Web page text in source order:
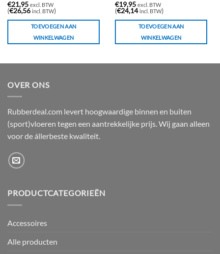
€21,95 excl. BTW
(€26,56 incl. BTW)
TOEVOEGEN AAN
WINKELWAGEN
€19,95 excl. BTW
(€24,14 incl. BTW)
TOEVOEGEN AAN
WINKELWAGEN
OVER ONS
Rubberdeal.com levert hoogwaardige binnen en buiten
(sport)vloeren tegen een aantrekkelijke prijs. Wij gaan alleen
voor de állerbeste kwaliteit.
PRODUCTCATEGORIEËN
Accessoires
Alle producten